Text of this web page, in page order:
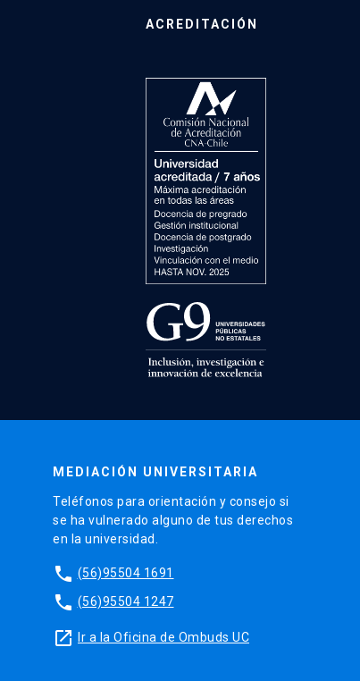
ACREDITACIÓN
MEDIACIÓN UNIVERSITARIA
Teléfonos para orientación y consejo si
se ha vulnerado alguno de tus derechos
en la universidad.
phone (56)95504 1691
phone (56)95504 1247
launch Ir a la Oficina de Ombuds UC